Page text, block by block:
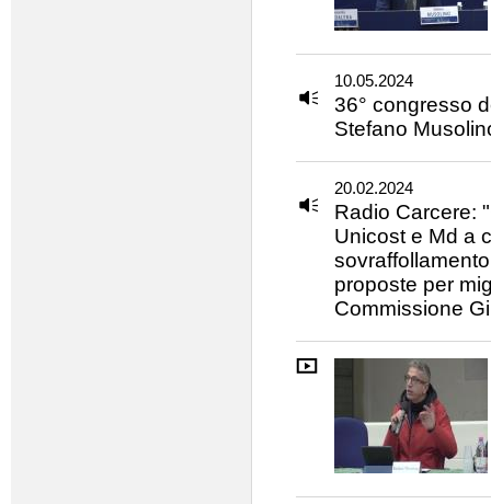
10.05.2024
36° congresso
Stefano
20.02.2024
Radio Carcere:
Unicost e Md a
proposte per
Commissione